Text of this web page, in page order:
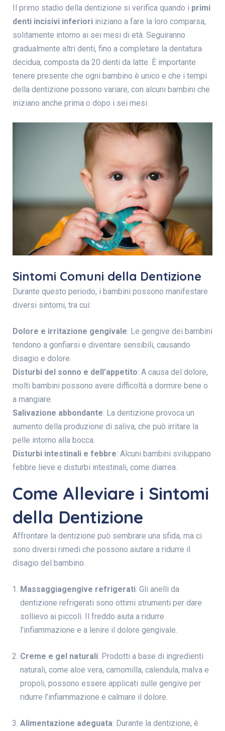
Il primo stadio della dentizione si verifica quando i primi
denti incisivi inferiori iniziano a fare la loro comparsa,
solitamente intorno ai sei mesi di età. Seguiranno
gradualmente altri denti, fino a completare la dentatura
decidua, composta da 20 denti da latte. È importante
tenere presente che ogni bambino è unico e che i tempi
della dentizione possono variare, con alcuni bambini che
iniziano anche prima o dopo i sei mesi.
Sintomi Comuni della Dentizione
Durante questo periodo, i bambini possono manifestare
diversi sintomi, tra cui:
Dolore e irritazione gengivale: Le gengive dei bambini
tendono a gonfiarsi e diventare sensibili, causando
disagio e dolore.
Disturbi del sonno e dell’appetito: A causa del dolore,
molti bambini possono avere difficoltà a dormire bene o
a mangiare.
Salivazione abbondante: La dentizione provoca un
aumento della produzione di saliva, che può irritare la
pelle intorno alla bocca.
Disturbi intestinali e febbre: Alcuni bambini sviluppano
febbre lieve e disturbi intestinali, come diarrea.
Come Alleviare i Sintomi
della Dentizione
Affrontare la dentizione può sembrare una sfida, ma ci
sono diversi rimedi che possono aiutare a ridurre il
disagio del bambino.
Massaggiagengive refrigerati: Gli anelli da
dentizione refrigerati sono ottimi strumenti per dare
sollievo ai piccoli. Il freddo aiuta a ridurre
l’infiammazione e a lenire il dolore gengivale.
Creme e gel naturali: Prodotti a base di ingredienti
naturali, come aloe vera, camomilla, calendula, malva e
propoli, possono essere applicati sulle gengive per
ridurre l’infiammazione e calmare il dolore.
Alimentazione adeguata: Durante la dentizione, è